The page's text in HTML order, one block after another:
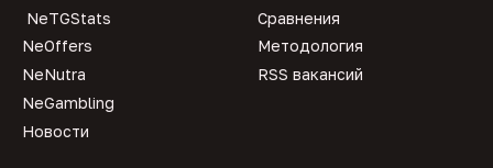
NeTGStats
NeOffers
NeNutra
NeGambling
Новости
Сравнения
Методология
RSS вакансий